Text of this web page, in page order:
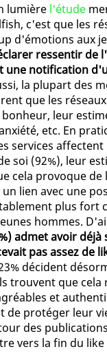
lumière l'étude
c'est que les
d'émotions aux
ressentir de
une notification
la plupart des
que les
leur
etc. En
services
soi (92%), leur
cela provoque
lien avec une
plus fort
hommes.
admet avoir déjà
pas assez de
décident
trouvent que cela
et
de protéger leur
des
vers la fin du like